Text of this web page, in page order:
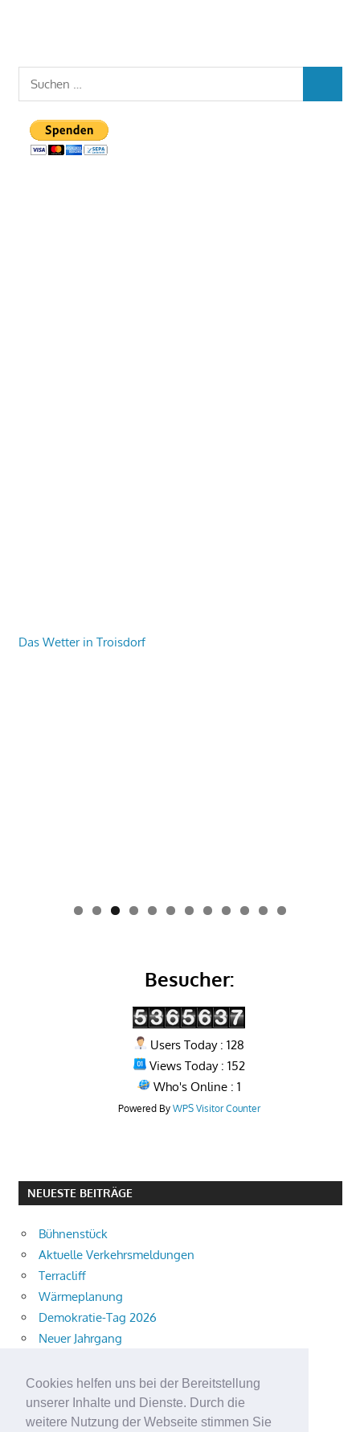
Cookies helfen uns bei der Bereitstellung
unserer Inhalte und Dienste. Durch die
weitere Nutzung der Webseite stimmen Sie
Das Wetter in Troisdorf
0 1 2
Besucher:
Users Today : 128
Views Today : 152
Who's Online : 1
Powered By WPS Visitor Counter
NEUESTE BEITRÄGE
Bühnenstück
Aktuelle Verkehrsmeldungen
Terracliff
Wärmeplanung
Demokratie-Tag 2026
Neuer Jahrgang
Neue Auszubildende starten
Schulweg mit i-Dötzchen
Summersoul